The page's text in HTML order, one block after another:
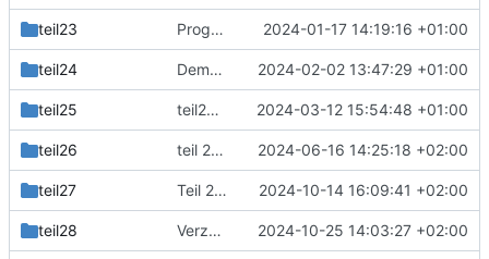
teil23 Programme für Diagrammtypen: Säule, gestapelte Säulen 2024-01-17 14:19:16 +01:00
teil24 Demoprogramme 2024-02-02 13:47:29 +01:00
teil25 teil25 vom develop 2024-03-12 15:54:48 +01:00
teil26 teil 26 lambda Funktionen. 2024-06-16 14:25:18 +02:00
teil27 Teil 27: logging.config 2024-10-14 16:09:41 +02:00
teil28 Verzeichnis für teil28 2024-10-25 14:03:27 +02:00